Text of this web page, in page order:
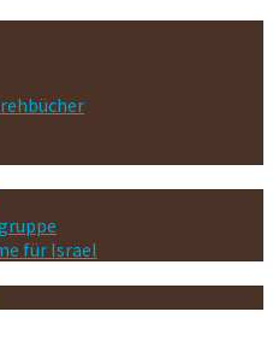
für Israel